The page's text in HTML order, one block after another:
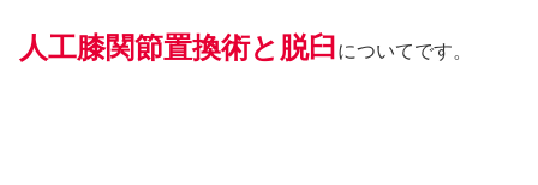
人工膝関節置換術と脱臼 についてです。